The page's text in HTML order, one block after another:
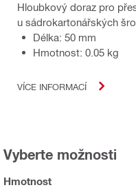
Hloubkový doraz pro
u sádrokartonářských
Délka: 50 mm
Hmotnost: 0.05 kg
VÍCE INFORMACÍ
Vyberte možnosti
Hmotnost